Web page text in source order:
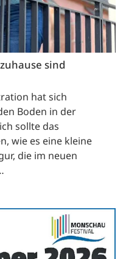
sind
hat sich
Boden in der
sollte das
wie es eine kleine
die im neuen